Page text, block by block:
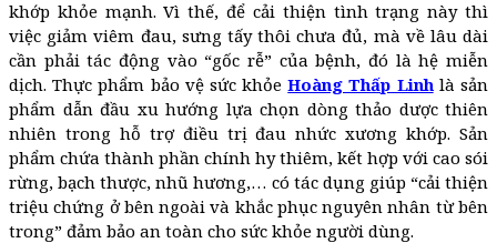
khớp khỏe mạnh. Vì thế, để cải thiện tình trạng này thì
việc giảm viêm đau, sưng tấy thôi chưa đủ, mà về lâu dài
cần phải tác động vào “gốc rễ” của bệnh, đó là hệ miễn
dịch. Thực phẩm bảo vệ sức khỏeHoàng Thấp Linhlà sản
phẩm dẫn đầu xu hướng lựa chọn dòng thảo dược thiên
nhiên trong hỗ trợ điều trị đau nhức xương khớp. Sản
phẩm chứa thành phần chính hy thiêm, kết hợp với cao sói
rừng, bạch thược, nhũ hương,… có tác dụng giúp “cải thiện
triệu chứng ở bên ngoài và khắc phục nguyên nhân từ bên
trong” đảm bảo an toàn cho sức khỏe người dùng.